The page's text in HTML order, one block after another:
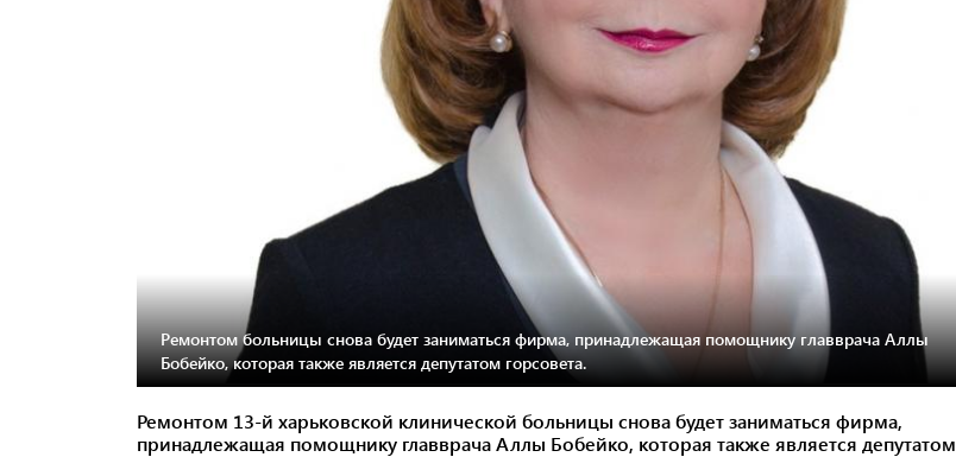
Ремонтом больницы снова будет заниматься фирма, принадлежащая помощнику главврача Аллы
Бобейко, которая также является депутатом горсовета.
Ремонтом 13-й харьковской клинической больницы снова будет заниматься фирма,
принадлежащая помощнику главврача Аллы Бобейко, которая также является депутатом